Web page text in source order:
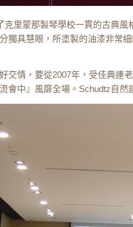
克里蒙那製琴學校一貫的古典
獨具慧眼，所塗製的油漆非常
交情，要從2007年，受佳典連
會中』風靡全場。 Schudtz自然